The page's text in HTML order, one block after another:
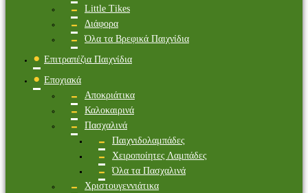
Little Tikes
Διάφορα
Όλα τα Βρεφικά Παιχνίδια
Επιτραπέζια Παιχνίδια
Εποχιακά
Αποκριάτικα
Καλοκαιρινά
Πασχαλινά
Παιχνιδολαμπάδες
Χειροποίητες Λαμπάδες
Όλα τα Πασχαλινά
Χριστουγεννιάτικα